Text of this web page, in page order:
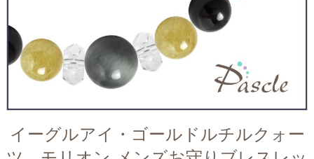
イーグルアイ・ゴールドルチルクォー